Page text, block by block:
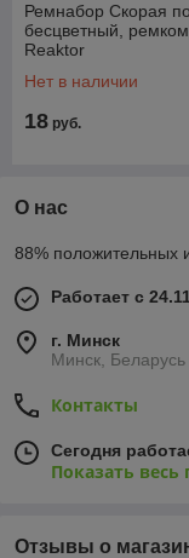
Ремнабор Скорая
бесцветный,
Reaktor
Нет в наличии
18 руб.
О нас
88% положительных
Работает с
г. Минск
Минск, Беларусь
Контакты
Сегодня
Показать
Отзывы о